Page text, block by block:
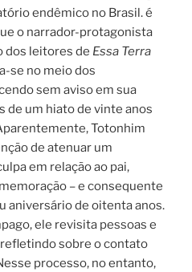
endêmico no Brasil. é
o narrador-protagonista
dos leitores de Essa Terra
se no meio dos
sem aviso em sua
de um hiato de vinte anos
Totonhim
de atenuar um
em relação ao pai,
– e consequente
aniversário de oitenta anos.
ele revisita pessoas e
sobre o contato
processo, no entanto,